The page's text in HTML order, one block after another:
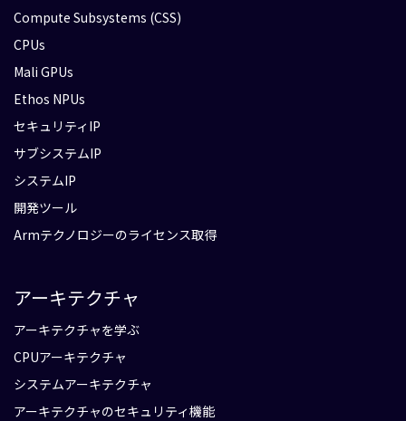
Compute Subsystems (CSS)
CPUs
Mali GPUs
Ethos NPUs
セキュリティIP
サブシステムIP
システムIP
開発ツール
Armテクノロジーのライセンス取得
アーキテクチャ
アーキテクチャを学ぶ
CPUアーキテクチャ
システムアーキテクチャ
アーキテクチャのセキュリティ機能